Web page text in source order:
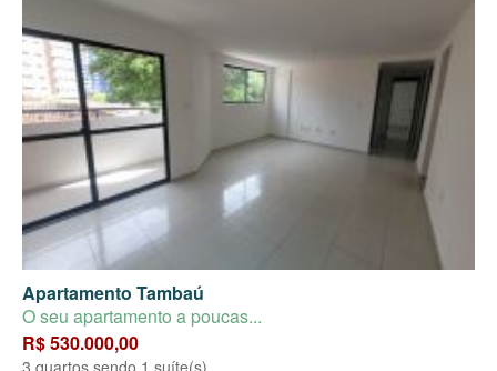
Apartamento Tambaú
O seu apartamento a poucas...
R$ 530.000,00